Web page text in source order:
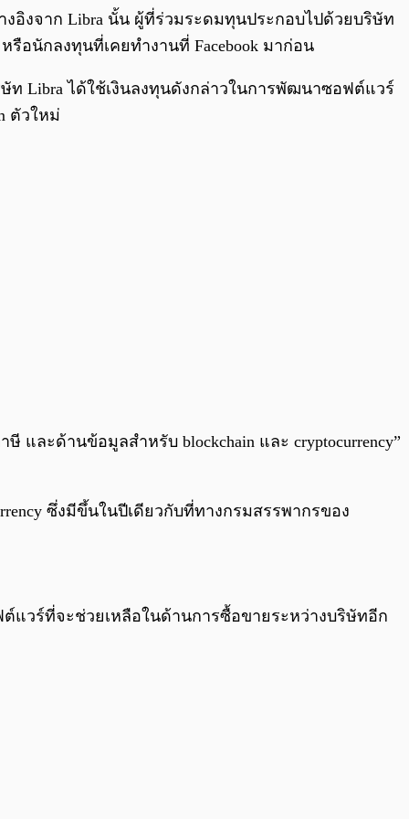
งจาก Libra นั้น ผู้ที่ร่วมระดมทุนประกอบไปด้วยบริษัท
รือนักลงทุนที่เคยทำงานที่ Facebook มาก่อน
ท Libra ได้ใช้เงินลงทุนดังกล่าวในการพัฒนาซอฟต์แวร์
ตัวใหม่
ละด้านข้อมูลสำหรับ blockchain และ cryptocurrency”
ซึ่งมีขึ้นในปีเดียวกับที่ทางกรมสรรพากรของ
แวร์ที่จะช่วยเหลือในด้านการซื้อขายระหว่างบริษัทอีก